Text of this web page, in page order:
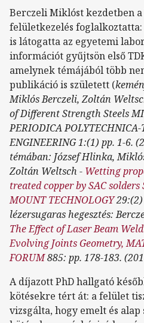
Berczeli Miklóst kezdetben
felületkezelés
is látogatta az egyetemi
információt gyűjtsön első
amelynek témájából több
publikáció is született (
Miklós Berczeli, Zoltán
of Different Strength Steels
PERIODICA
ENGINEERING 1:(1) pp. 1-6.
témában: József Hlinka,
Zoltán Weltsch - Wetting
treated copper by SAC solders
MOUNT TECHNOLOGY
lézersugaras hegesztés:
The Effect of Laser Beam
Evolving Joints Geometry,
FORUM885: pp. 178-183.
A díjazott PhD hallgató
kötésekre tért át: a felület
vizsgálta, hogy emelt és